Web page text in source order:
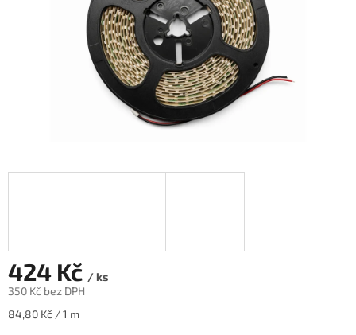
424 Kč / ks
350 Kč bez DPH
Měrná
84,80 Kč / 1 m